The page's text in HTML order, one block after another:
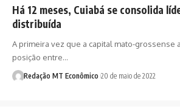
Há 12 meses, Cuiabá se consolida
distribuída
A primeira vez que a capital mato-grossense
posição entre…
Redação MT Econômico 20 de maio de 2022